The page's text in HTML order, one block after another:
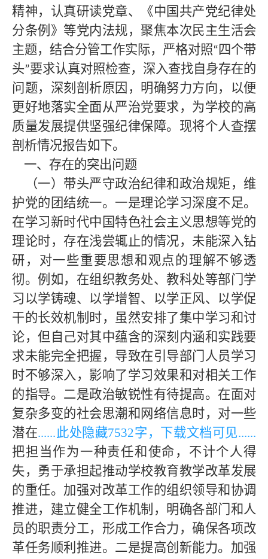
精神，认真研读党章、《中国共产党纪律处
分条例》等党内法规，聚焦本次民主生活会
主题，结合分管工作实际，严格对照“四个带
头”要求认真对照检查，深入查找自身存在的
问题，深刻剖析原因，明确努力方向，以便
更好地落实全面从严治党要求，为学校的高
质量发展提供坚强纪律保障。现将个人查摆
剖析情况报告如下。
一、存在的突出问题
（一）带头严守政治纪律和政治规矩，维
护党的团结统一。一是理论学习深度不足。
在学习新时代中国特色社会主义思想等党的
理论时，存在浅尝辄止的情况，未能深入钻
研，对一些重要思想和观点的理解不够透
彻。例如，在组织教务处、教科处等部门学
习以学铸魂、以学增智、以学正风、以学促
干的长效机制时，虽然安排了集中学习和讨
论，但自己对其中蕴含的深刻内涵和实践要
求未能完全把握，导致在引导部门人员学习
时不够深入，影响了学习效果和对相关工作
的指导。二是政治敏锐性有待提高。在面对
复杂多变的社会思潮和网络信息时，对一些
潜在......此处隐藏7532字，下载文档可见......
把担当作为一种责任和使命，不计个人得
失，勇于承担起推动学校教育教学改革发展
的重任。加强对改革工作的组织领导和协调
推进，建立健全工作机制，明确各部门和人
员的职责分工，形成工作合力，确保各项改
革任务顺利推进。二是提高创新能力。加强